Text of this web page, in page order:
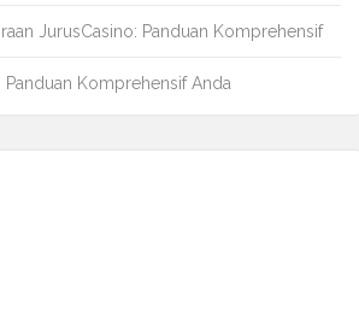
JurusCasino: Panduan Komprehensif
Panduan Komprehensif Anda